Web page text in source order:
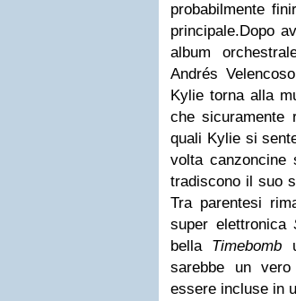
probabilmente
principale.Dopo
album
Andrés
Kylie torna alla
che sicuramente
quali Kylie si
volta canzoncine
tradiscono il suo
Tra parentesi
super elettronica
bella Timebomb
sarebbe un
essere incluse in